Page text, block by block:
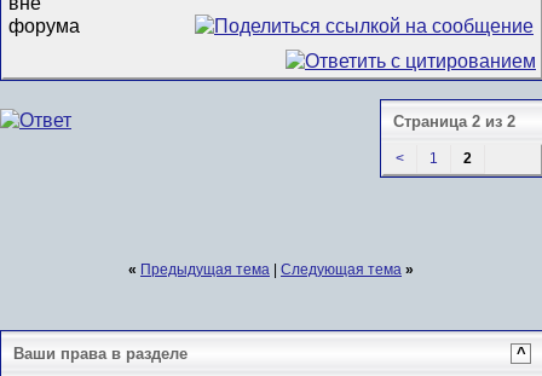
Страница 2 из 2
< 1 2
« Предыдущая тема | Следующая тема »
Ваши права в разделе ^